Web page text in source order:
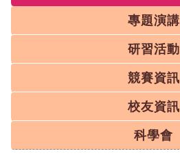
專題演講
研習活動
競賽資訊
校友資訊
科學會